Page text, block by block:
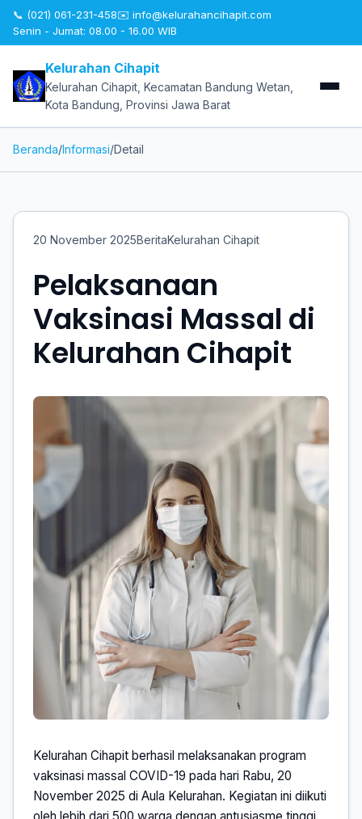
📞 (021) 061-231-458✉️ info@kelurahancihapit.com
Senin - Jumat: 08.00 - 16.00 WIB
Kelurahan Cihapit
Kelurahan Cihapit, Kecamatan Bandung Wetan,
Kota Bandung, Provinsi Jawa Barat
Beranda/Informasi/Detail
20 November 2025BeritaKelurahan Cihapit
Pelaksanaan
Vaksinasi Massal di
Kelurahan Cihapit
Kelurahan Cihapit berhasil melaksanakan program
vaksinasi massal COVID-19 pada hari Rabu, 20
November 2025 di Aula Kelurahan. Kegiatan ini diikuti